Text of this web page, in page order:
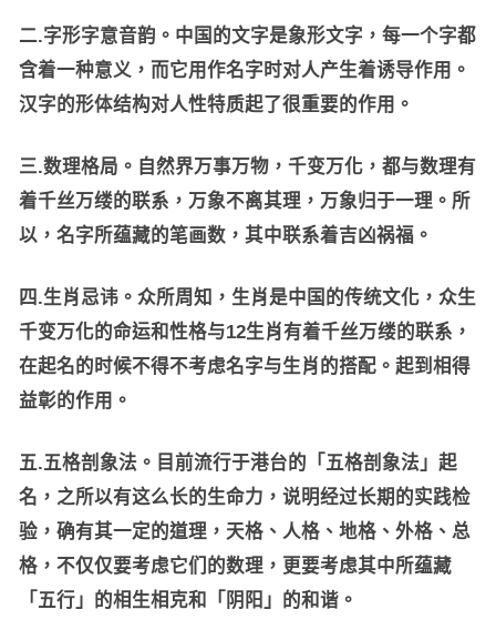
二.字形字意音韵。中国的文字是象形文字，每一个字都
含着一种意义，而它用作名字时对人产生着诱导作用。
汉字的形体结构对人性特质起了很重要的作用。
三.数理格局。自然界万事万物，千变万化，都与数理有
着千丝万缕的联系，万象不离其理，万象归于一理。所
以，名字所蕴藏的笔画数，其中联系着吉凶祸福。
四.生肖忌讳。众所周知，生肖是中国的传统文化，众生
千变万化的命运和性格与12生肖有着千丝万缕的联系，
在起名的时候不得不考虑名字与生肖的搭配。起到相得
益彰的作用。
五.五格剖象法。目前流行于港台的「五格剖象法」起
名，之所以有这么长的生命力，说明经过长期的实践检
验，确有其一定的道理，天格、人格、地格、外格、总
格，不仅仅要考虑它们的数理，更要考虑其中所蕴藏
「五行」的相生相克和「阴阳」的和谐。